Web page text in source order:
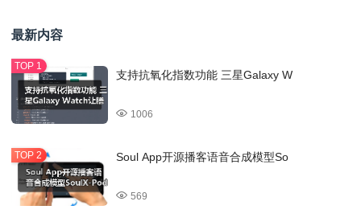
最新内容
支持抗氧化指数功能 三星Galaxy W
1006
Soul App开源播客语音合成模型So
569